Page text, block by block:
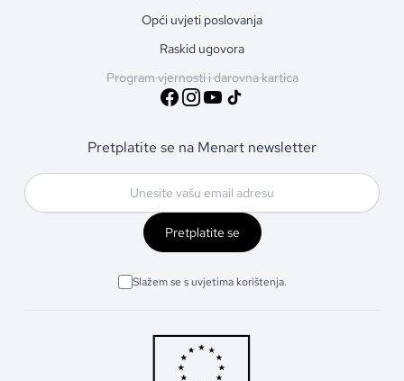
Opći uvjeti poslovanja
Raskid ugovora
Program vjernosti i darovna kartica
Pretplatite se na Menart newsletter
Pretplatite se
Slažem se s uvjetima korištenja.